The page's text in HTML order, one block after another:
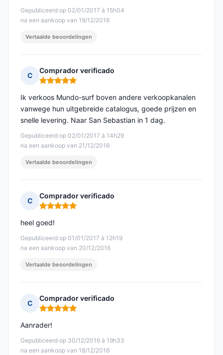
Gepubliceerd op 02/01/2017 à 15h04
na een aankoop van 19/12/2016
Vertaalde beoordelingen
C
Comprador verificado
Opmerking: 5 van 5
Gepubliceerd op 02/01/2017 à 14h29
na een aankoop van 21/12/2016
Ik verkoos Mundo-surf boven andere verkoopkanalen
vanwege hun uitgebreide catalogus, goede prijzen en
snelle levering. Naar San Sebastian in 1 dag.
Vertaalde beoordelingen
C
Comprador verificado
Opmerking: 5 van 5
Gepubliceerd op 01/01/2017 à 12h19
na een aankoop van 20/12/2016
heel goed!
Vertaalde beoordelingen
C
Comprador verificado
Opmerking: 5 van 5
Gepubliceerd op 30/12/2016 à 19h33
na een aankoop van 18/12/2016
Aanrader!